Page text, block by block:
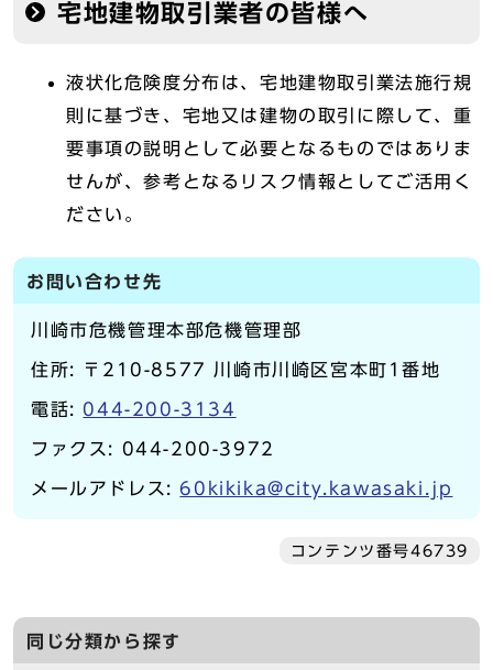
宅地建物取引業者の皆様へ
液状化危険度分布は、宅地建物取引業法施行規
則に基づき、宅地又は建物の取引に際して、重
要事項の説明として必要となるものではありま
せんが、参考となるリスク情報としてご活用く
ださい。
お問い合わせ先
川崎市危機管理本部危機管理部
住所: 〒210-8577 川崎市川崎区宮本町1番地
電話: 044-200-3134
ファクス: 044-200-3972
メールアドレス:60kikika@city.kawasaki.jp
コンテンツ番号46739
同じ分類から探す